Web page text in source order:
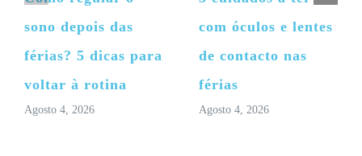
sono depois das
férias? 5 dicas para
voltar à rotina
Agosto 4, 2026
com óculos e lentes
de contacto nas
férias
Agosto 4, 2026